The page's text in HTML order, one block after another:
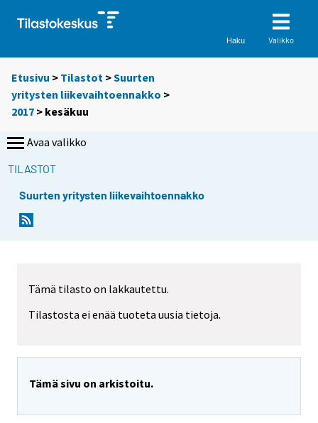
Haku Valikko
Etusivu > Tilastot >Suurten
yritysten liikevaihtoennakko >
2017 > kesäkuu
Avaa valikko
TILASTOT
Suurten yritysten liikevaihtoennakko
Tämä tilasto on lakkautettu.
Tilastosta ei enää tuoteta uusia tietoja.
Tämä sivu on arkistoitu.